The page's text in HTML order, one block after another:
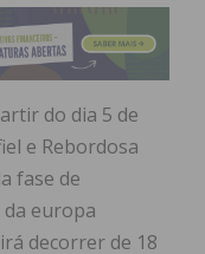
do dia 5 de
e Rebordosa
fase de
europa
decorrer de 18